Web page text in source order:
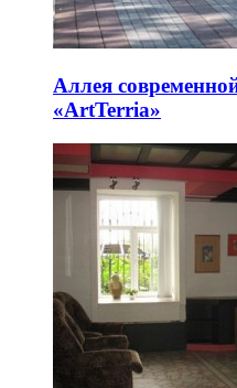
Аллея
«ArtTerria»